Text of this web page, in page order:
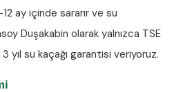
ay içinde sararır ve su
Duşakabin olarak yalnızca TSE
yıl su kaçağı garantisi veriyoruz.